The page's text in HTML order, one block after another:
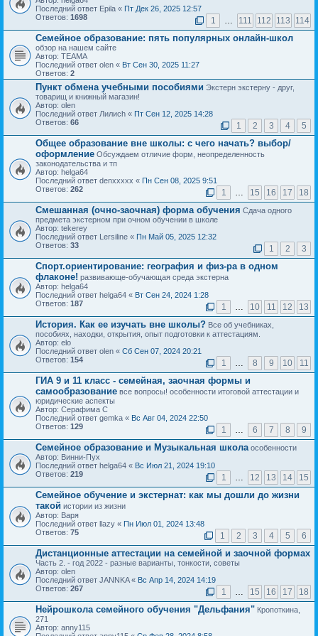
Последний ответ Epila « Пт Дек 26, 2025 12:57
Ответов: 1698 1 … 111 112 113 114
Семейное образование: пять популярных онлайн-школ
обзор на нашем сайте
Автор: ТЕАМА
Последний ответ olen « Вт Сен 30, 2025 11:27
Ответов: 2
Пункт обмена учебными пособиями Экстерн экстерну - друг,
товарищ и книжный магазин!
Автор: olen
Последний ответ Лилиch « Пт Сен 12, 2025 14:28
Ответов: 66 1 2 3 4 5
Общее образование вне школы: с чего начать? выбор/
оформление Обсуждаем отличие форм, неопределенность
законодательства и тп
Автор: helga64
Последний ответ denxxxxx « Пн Сен 08, 2025 9:51
Ответов: 262 1 … 15 16 17 18
Смешанная (очно-заочная) форма обучения Сдача одного
предмета экстерном при очном обучении в школе
Автор: tekerey
Последний ответ Lersiline « Пн Май 05, 2025 12:32
Ответов: 33 1 2 3
Спорт.ориентирование: география и физ-ра в одном
флаконе! развивающе-обучающая среда экстерна
Автор: helga64
Последний ответ helga64 « Вт Сен 24, 2024 1:28
Ответов: 187 1 … 10 11 12 13
История. Как ее изучать вне школы? Все об учебниках,
пособиях, находки, открытия, опыт подготовки к аттестациям.
Автор: elo
Последний ответ olen « Сб Сен 07, 2024 20:21
Ответов: 154 1 … 8 9 10 11
ГИА 9 и 11 класс - семейная, заочная формы и
самообразование все вопросы! особенности итоговой аттестации и
юридические аспекты
Автор: Серафима С
Последний ответ gemka « Вс Авг 04, 2024 22:50
Ответов: 129 1 … 6 7 8 9
Семейное образование и Музыкальная школа особенности
Автор: Винни-Пух
Последний ответ helga64 « Вс Июл 21, 2024 19:10
Ответов: 219 1 … 12 13 14 15
Семейное обучение и экстернат: как мы дошли до жизни
такой истории из жизни
Автор: Варя
Последний ответ llazy « Пн Июл 01, 2024 13:48
Ответов: 75 1 2 3 4 5 6
Дистанционные аттестации на семейной и заочной формах
Часть 2. - год 2022 - разные варианты, тонкости, советы
Автор: olen
Последний ответ JANNKA « Вс Апр 14, 2024 14:19
Ответов: 267 1 … 15 16 17 18
Нейрошкола семейного обучения "Дельфания" Кропоткина,
271
Автор: anny115